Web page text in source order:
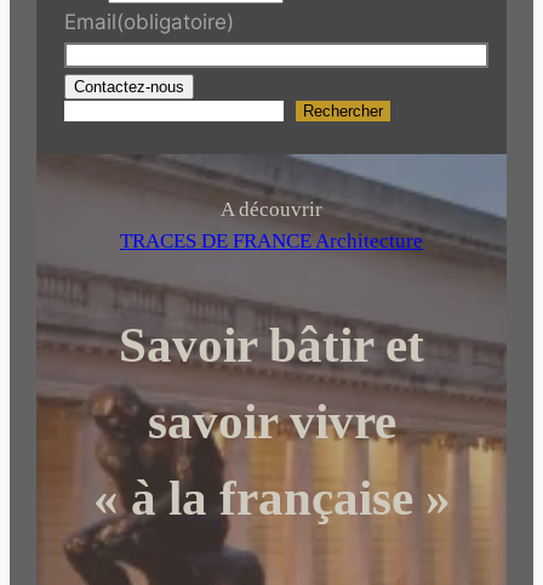
Email(obligatoire)
Contactez-nous
r
c
h
r
Rechercher
A découvrir
TRACES DE FRANCE Architecture
Savoir bâtir et
savoir vivre
« à la française »